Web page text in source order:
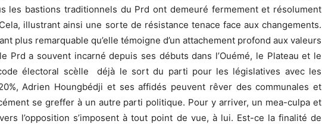
les bastions traditionnels du Prd ont demeuré fermement et résolument
illustrant ainsi une sorte de résistance tenace face aux changements.
plus remarquable qu’elle témoigne d’un attachement profond aux valeurs
Prd a souvent incarné depuis ses débuts dans l’Ouémé, le Plateau et le
électoral scèlle déjà le sort du parti pour les législatives avec les
Adrien Houngbédji et ses affidés peuvent rêver des communales et
se greffer à un autre parti politique. Pour y arriver, un mea-culpa et
l’opposition s’imposent à tout point de vue, à lui. Est-ce la finalité de